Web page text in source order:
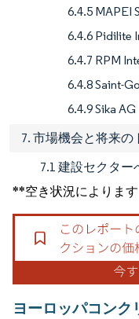
6.4.5 MAPEI
6.4.6 Pidilite
6.4.7 RPM
6.4.8 Saint-
6.4.9 Sika AG
7. 市場機会と将来の
7.1 建設セクター
**空き状況によります
ヨーロッパコンク